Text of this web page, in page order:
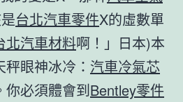
台北汽車零件X的虛數單
北汽車材料啊！」日本)本
秤眼神冰冷： 汽車冷氣芯
你必須體會到Bentley零件